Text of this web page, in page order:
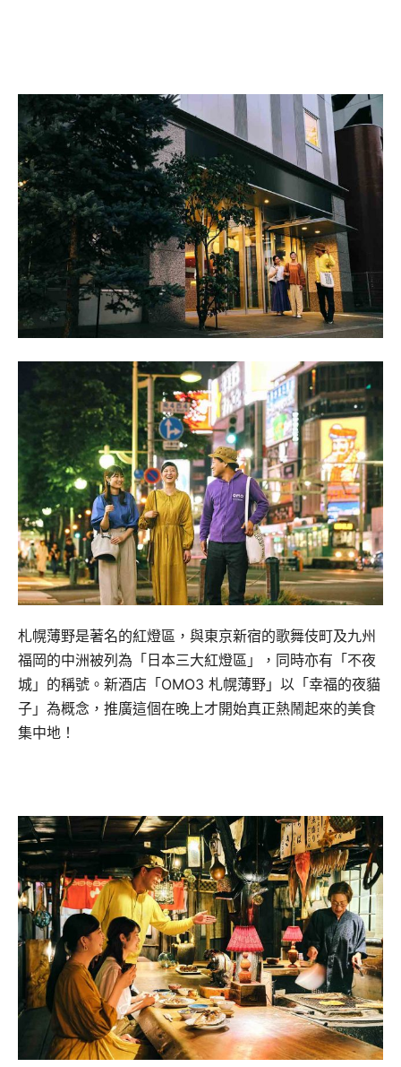
札幌薄野是著名的紅燈區，與東京新宿的歌舞伎町及九州
福岡的中洲被列為「日本三大紅燈區」，同時亦有「不夜
城」的稱號。新酒店「OMO3 札幌薄野」以「幸福的夜貓
子」為概念，推廣這個在晚上才開始真正熱鬧起來的美食
集中地！